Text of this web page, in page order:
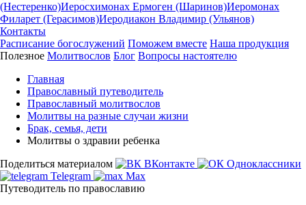
(Нестеренко)Иеросхимонах Ермоген (Шаринов)Иеромонах
Филарет (Герасимов)Иеродиакон Владимир (Ульянов)
Контакты
Расписание богослужений Поможем вместе Наша продукция
Полезное Молитвослов Блог Вопросы настоятелю
Главная
Православный путеводитель
Православный молитвослов
Молитвы на разные случаи жизни
Брак, семья, дети
Молитвы о здравии ребенка
Поделиться материалом
ВКонтакте
Одноклассники
Telegram
Max
Путеводитель по православию